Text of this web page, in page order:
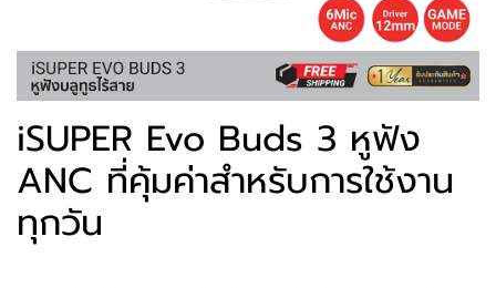
iSUPER Evo Buds 3 หูฟัง
ANC ที่คุ้มค่าสำหรับการใช้งาน
ทุกวัน